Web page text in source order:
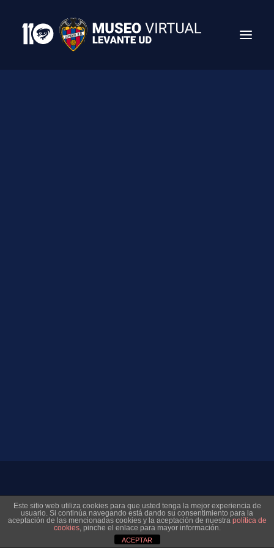
© 2026 Museo Virtual Levante UD. All rights reserved
Este sitio web utiliza cookies para que usted tenga la mejor experiencia de
usuario. Si continúa navegando está dando su consentimiento para la
aceptación de las mencionadas cookies y la aceptación de nuestra política de
cookies, pinche el enlace para mayor información.
ACEPTAR